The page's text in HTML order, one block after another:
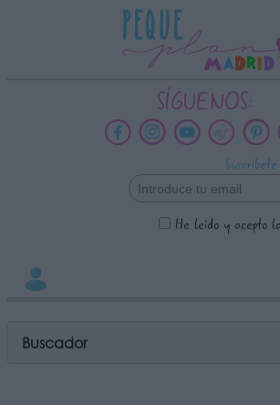
SÍGUENOS:
He leído y acepto
Buscador
INFORMACION SOBRE LA
PROTECCIÓN DE TUS DATOS
Datos tratados:
Información adicional